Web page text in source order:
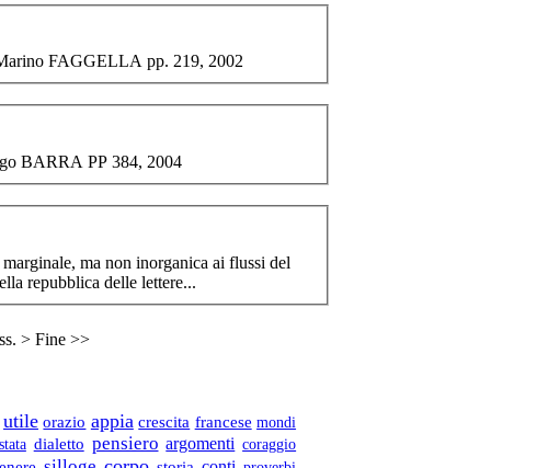
FAGGELLA pp. 219, 2002
BARRA PP 384, 2004
ma non inorganica ai flussi del
repubblica delle lettere...
> Fine >>
utile orazio appia crescita francese mondi
stata dialetto pensiero argomenti coraggio